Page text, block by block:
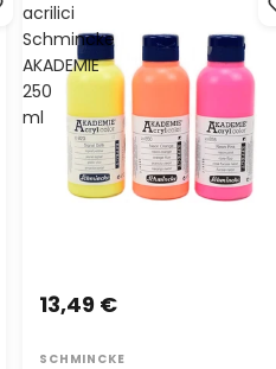
acrilici
Schmincke
AKADEMIE
250
ml
13,49 €
SCHMINCKE